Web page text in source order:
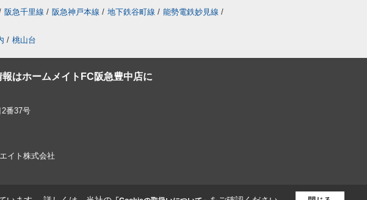
阪急千里線 / 阪急神戸本線 / 地下鉄谷町線 / 能勢電鉄妙見線 /
/ 桃山台
はホームメイトFC阪急豊中店に
番37号
イト株式会社